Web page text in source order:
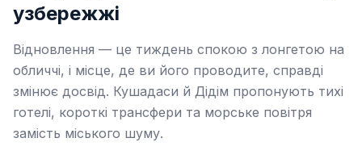
узбережжі
Відновлення — це тиждень спокою з лонгетою на
обличчі, і місце, де ви його проводите, справді
змінює досвід. Кушадаси й Дідім пропонують тихі
готелі, короткі трансфери та морське повітря
замість міського шуму.